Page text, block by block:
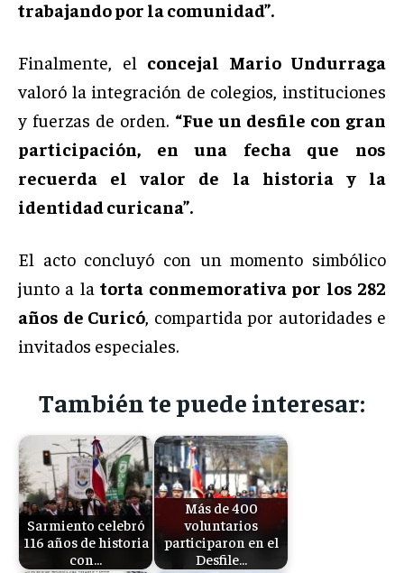
trabajando por la comunidad”.
Finalmente, el concejal Mario Undurraga
valoró la integración de colegios, instituciones
y fuerzas de orden. “Fue un desfile con gran
participación, en una fecha que nos
recuerda el valor de la historia y la
identidad curicana”.
El acto concluyó con un momento simbólico
junto a latorta conmemorativa por los 282
años de Curicó , compartida por autoridades e
invitados especiales.
También te puede interesar:
Sarmiento celebró
116 años de historia
con…
Más de 400
voluntarios
participaron en el
Desfile…